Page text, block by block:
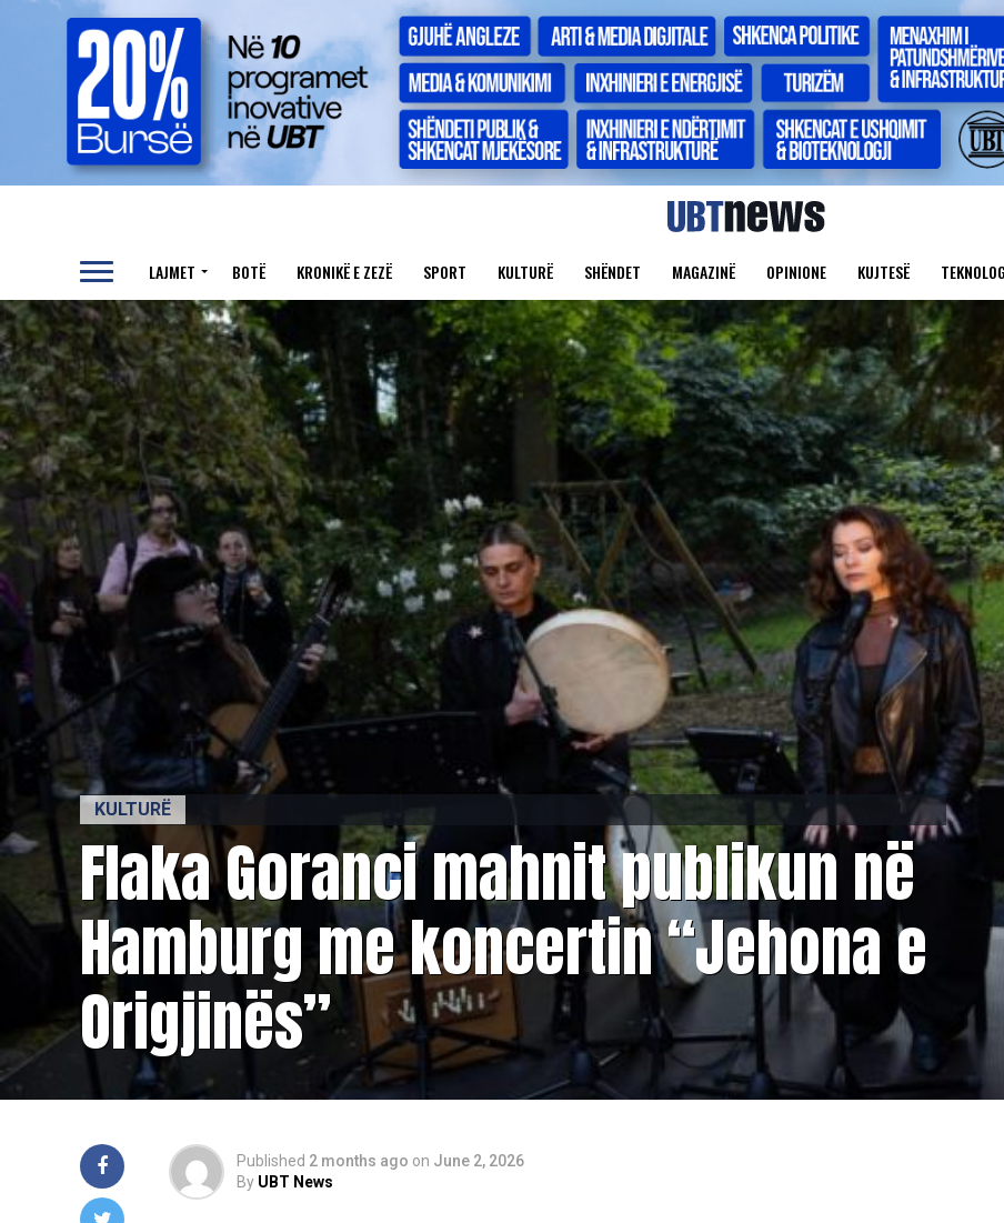
LAJMET BOTË KRONIKË E ZEZË SPORT KULTURË SHËNDET MAGAZINË OPINIONE KUJTESË
KULTURË
Flaka Goranci mahnit publikun në
Hamburg me koncertin “Jehona e
Origjinës”
Published 2 months ago on June 2, 2026
By UBT News